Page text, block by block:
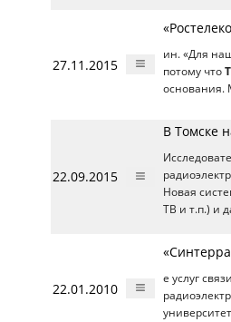
27.11.2015
ин. «Для
потому что
основания.
22.09.2015
В Томске
Новая
ТВ и т.п.) и
22.01.2010
е услуг